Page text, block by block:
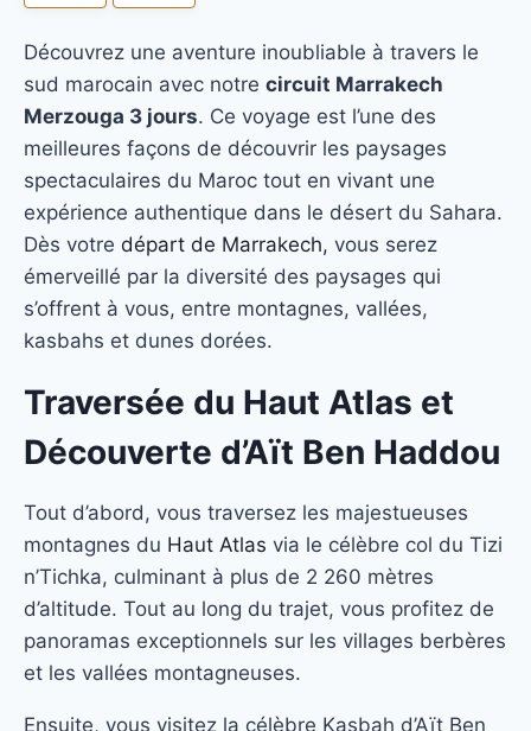
Découvrez une aventure inoubliable à travers le
sud marocain avec notre circuit Marrakech
Merzouga 3 jours. Ce voyage est l’une des
meilleures façons de découvrir les paysages
spectaculaires du Maroc tout en vivant une
expérience authentique dans le désert du Sahara.
Dès votre départ de Marrakech, vous serez
émerveillé par la diversité des paysages qui
s’offrent à vous, entre montagnes, vallées,
kasbahs et dunes dorées.
Traversée du Haut Atlas et
Découverte d’Aït Ben Haddou
Tout d’abord, vous traversez les majestueuses
montagnes du Haut Atlas via le célèbre col du Tizi
n’Tichka, culminant à plus de 2 260 mètres
d’altitude. Tout au long du trajet, vous profitez de
panoramas exceptionnels sur les villages berbères
et les vallées montagneuses.
Ensuite, vous visitez la célèbre Kasbah d’Aït Ben